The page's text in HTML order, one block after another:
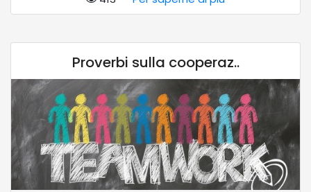
Proverbi sulla cooperaz..